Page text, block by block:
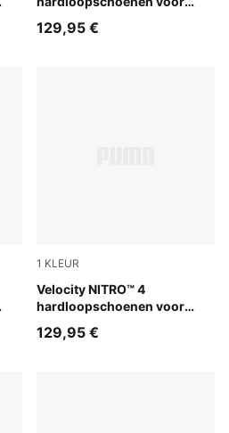
129,95 €
1 KLEUR
Velocity NITRO™ 4
hardloopschoenen voor
PUMA Black-PUMA Silver
129,95 €